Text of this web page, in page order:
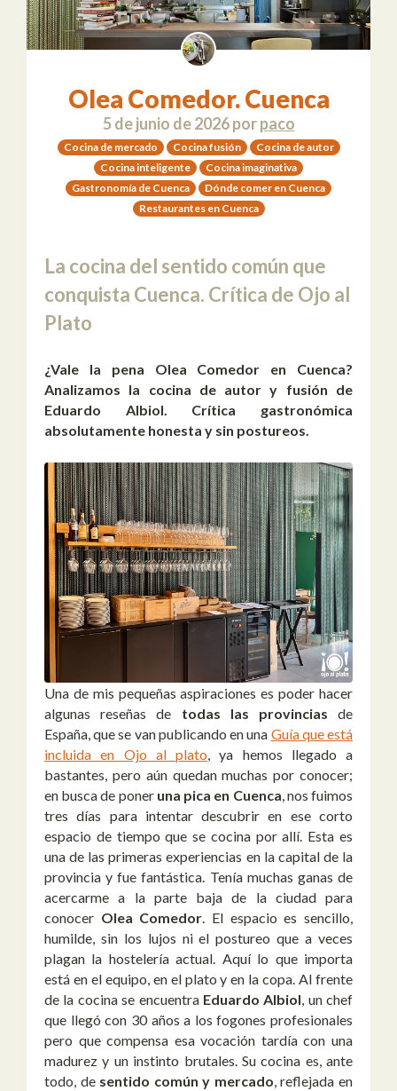
Olea Comedor. Cuenca
5 de junio de 2026porpaco
Cocina de mercado Cocina fusión
Cocina de autor
Cocina inteligente
Cocina imaginativa
Gastronomía de Cuenca
Dónde comer en Cuenca
Restaurantes en Cuenca
La cocina del sentido común que
conquista Cuenca. Crítica de Ojo al
Plato
¿Vale la pena Olea Comedor en Cuenca?
Analizamos la cocina de autor y fusión de
Eduardo Albiol. Crítica gastronómica
absolutamente honesta y sin postureos.
Una de mis pequeñas aspiraciones es poder hacer
algunas reseñas de todas las provincias de
España, que se van publicando en una Guía que está
incluida en Ojo al plato, ya hemos llegado a
bastantes, pero aún quedan muchas por conocer;
en busca de poner una pica en Cuenca, nos fuimos
tres días para intentar descubrir en ese corto
espacio de tiempo que se cocina por allí. Esta es
una de las primeras experiencias en la capital de la
provincia y fue fantástica. Tenía muchas ganas de
acercarme a la parte baja de la ciudad para
conocer Olea Comedor. El espacio es sencillo,
humilde, sin los lujos ni el postureo que a veces
plagan la hostelería actual. Aquí lo que importa
está en el equipo, en el plato y en la copa. Al frente
de la cocina se encuentra Eduardo Albiol, un chef
que llegó con 30 años a los fogones profesionales
pero que compensa esa vocación tardía con una
madurez y un instinto brutales. Su cocina es, ante
todo, de sentido común y mercado, reflejada en